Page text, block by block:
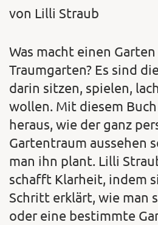
von Lilli Straub
Was macht einen
Traumgarten? Es sind
darin sitzen, spielen,
wollen. Mit diesem
heraus, wie der ganz
Gartentraum aussehen
man ihn plant. Lilli
schafft Klarheit, indem
Schritt erklärt, wie man
oder eine bestimmte